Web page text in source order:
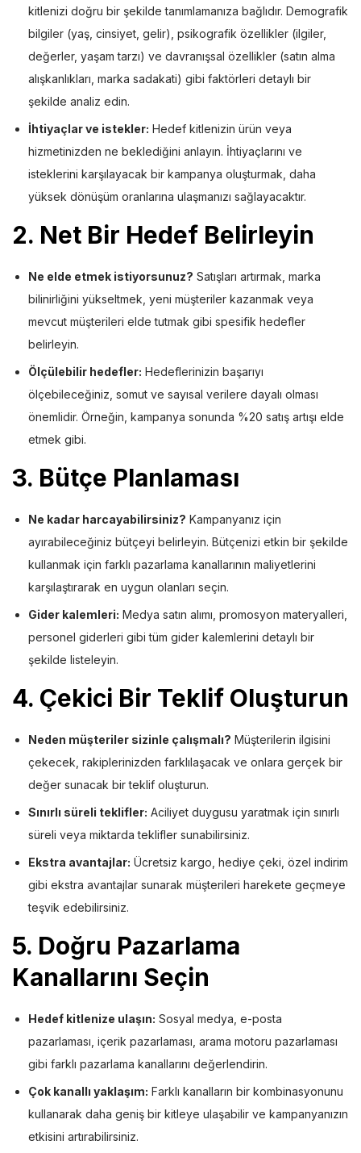
kitlenizi doğru bir şekilde tanımlamanıza bağlıdır. Demografik
bilgiler (yaş, cinsiyet, gelir), psikografik özellikler (ilgiler,
değerler, yaşam tarzı) ve davranışsal özellikler (satın alma
alışkanlıkları, marka sadakati) gibi faktörleri detaylı bir
şekilde analiz edin.
İhtiyaçlar ve istekler: Hedef kitlenizin ürün veya
hizmetinizden ne beklediğini anlayın. İhtiyaçlarını ve
isteklerini karşılayacak bir kampanya oluşturmak, daha
yüksek dönüşüm oranlarına ulaşmanızı sağlayacaktır.
2. Net Bir Hedef Belirleyin
Ne elde etmek istiyorsunuz? Satışları artırmak, marka
bilinirliğini yükseltmek, yeni müşteriler kazanmak veya
mevcut müşterileri elde tutmak gibi spesifik hedefler
belirleyin.
Ölçülebilir hedefler: Hedeflerinizin başarıyı
ölçebileceğiniz, somut ve sayısal verilere dayalı olması
önemlidir. Örneğin, kampanya sonunda %20 satış artışı elde
etmek gibi.
3. Bütçe Planlaması
Ne kadar harcayabilirsiniz? Kampanyanız için
ayırabileceğiniz bütçeyi belirleyin. Bütçenizi etkin bir şekilde
kullanmak için farklı pazarlama kanallarının maliyetlerini
karşılaştırarak en uygun olanları seçin.
Gider kalemleri: Medya satın alımı, promosyon materyalleri,
personel giderleri gibi tüm gider kalemlerini detaylı bir
şekilde listeleyin.
4. Çekici Bir Teklif Oluşturun
Neden müşteriler sizinle çalışmalı? Müşterilerin ilgisini
çekecek, rakiplerinizden farklılaşacak ve onlara gerçek bir
değer sunacak bir teklif oluşturun.
Sınırlı süreli teklifler: Aciliyet duygusu yaratmak için sınırlı
süreli veya miktarda teklifler sunabilirsiniz.
Ekstra avantajlar: Ücretsiz kargo, hediye çeki, özel indirim
gibi ekstra avantajlar sunarak müşterileri harekete geçmeye
teşvik edebilirsiniz.
5. Doğru Pazarlama
Kanallarını Seçin
Hedef kitlenize ulaşın: Sosyal medya, e-posta
pazarlaması, içerik pazarlaması, arama motoru pazarlaması
gibi farklı pazarlama kanallarını değerlendirin.
Çok kanallı yaklaşım: Farklı kanalların bir kombinasyonunu
kullanarak daha geniş bir kitleye ulaşabilir ve kampanyanızın
etkisini artırabilirsiniz.